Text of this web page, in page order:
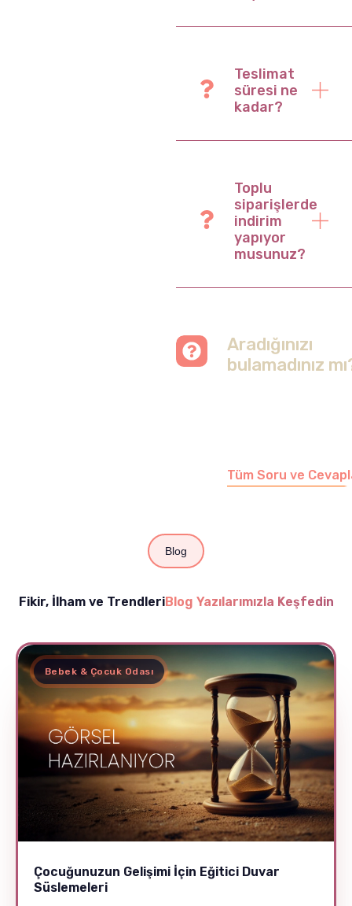
Teslimat
süresi ne
kadar?
Toplu
siparişlerde
indirim
yapıyor
musunuz?
Aradığınızı
bulamadınız
Tüm Soru ve
Blog
Fikir, İlham ve TrendleriBlog Yazılarımızla Keşfedin
Bebek & Çocuk Odası
Çocuğunuzun Gelişimi İçin Eğitici Duvar
Süslemeleri